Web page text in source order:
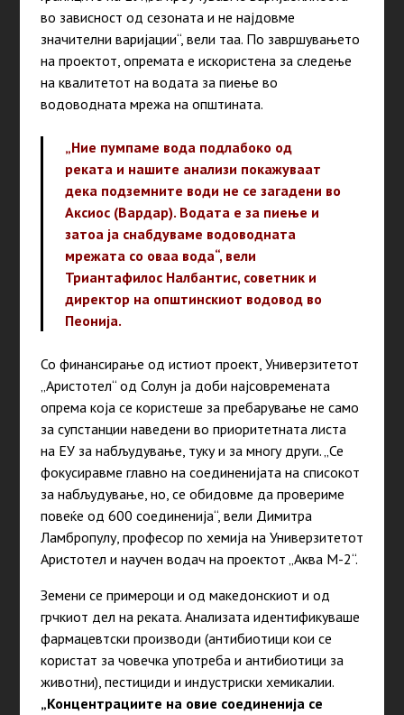
во зависност од сезоната и не најдовме
значителни варијации“, вели таа. По завршувањето
на проектот, опремата е искористена за следење
на квалитетот на водата за пиење во
водоводната мрежа на општината.
„Ние пумпаме вода подлабоко од
реката и нашите анализи покажуваат
дека подземните води не се загадени во
Аксиос (Вардар). Водата е за пиење и
затоа ја снабдуваме водоводната
мрежата со оваа вода“, вели
Триантафилос Налбантис, советник и
директор на општинскиот водовод во
Пеонија.
Со финансирање од истиот проект, Универзитетот
„Аристотел“ од Солун ја доби најсовремената
опрема која се користеше за пребарување не само
за супстанции наведени во приоритетната листа
на ЕУ за набљудување, туку и за многу други. „Се
фокусиравме главно на соединенијата на списокот
за набљудување, но, се обидовме да провериме
повеќе од 600 соединенија“, вели Димитра
Ламбропулу, професор по хемија на Универзитетот
Аристотел и научен водач на проектот „Аква М-2“.
Земени се примероци и од македонскиот и од
грчкиот дел на реката. Анализата идентификуваше
фармацевтски производи (антибиотици кои се
користат за човечка употреба и антибиотици за
животни), пестициди и индустриски хемикалии.
„Концентрациите на овие соединенија се